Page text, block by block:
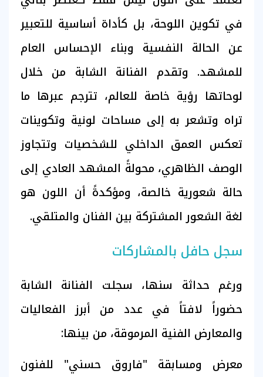
في تكوين اللوحة، بل كأداة أساسية للتعبير
عن الحالة النفسية وبناء الإحساس العام
للمشهد. وتقدم الفنانة الشابة من خلال
لوحاتها رؤية خاصة للعالم، تترجم عبرها ما
تراه وتشعر به إلى مساحات لونية وتكوينات
تعكس العمق الداخلي للشخصيات وتتجاوز
الوصف الظاهري، محولةً المشهد العادي إلى
حالة شعورية خالصة، ومؤكدةً أن اللون هو
لغة الشعور المشتركة بين الفنان والمتلقي.
سجل حافل بالمشاركات
ورغم حداثة سنها، سجلت الفنانة الشابة
حضوراً لافتاً في عدد من أبرز الفعاليات
والمعارض الفنية المرموقة، من بينها:
معرض ومسابقة "فاروق حسني" للفنون